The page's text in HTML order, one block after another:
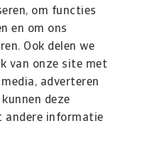
om functies
en om ons
Ook delen we
van onze site met
adverteren
deze
andere informatie